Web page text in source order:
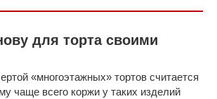
для торта своими
«многоэтажных» тортов считается
чаще всего коржи у таких изделий